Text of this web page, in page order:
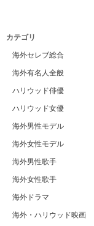
カテゴリ
海外セレブ総合
海外有名人全般
ハリウッド俳優
ハリウッド女優
海外男性モデル
海外女性モデル
海外男性歌手
海外女性歌手
海外ドラマ
海外・ハリウッド映画